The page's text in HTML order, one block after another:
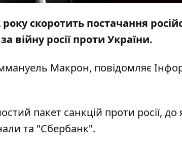
скоротить постачання
війну росії проти України.
Макрон, повідомляє
пакет санкцій проти росії,
та "Сбербанк".